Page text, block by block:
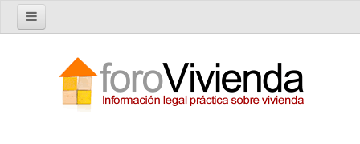
Nuevo tema